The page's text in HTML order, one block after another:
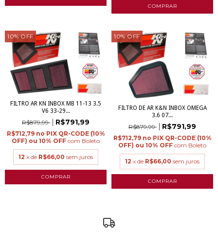
10%OFF
FILTRO AR KN INBOX MB 11-13 3.5
V6 33-29...
R$879,99 R$791,99
R$712,79
com Boleto
12 x de R$66,00 sem juros
10%OFF
FILTRO DE AR K&N INBOX OMEGA
3.6 07...
R$879,99 R$791,99
R$712,79
com Boleto
12 x de R$66,00 sem juros